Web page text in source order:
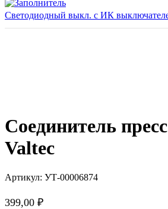
Светодиодный выкл. с ИК
Соединитель
Valtec
Артикул: УТ-00006874
399,00 ₽